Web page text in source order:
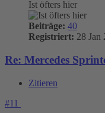
Ist öfters hier
Beiträge: 40
Registriert: 28 Jan
Re: Mercedes
Zitieren
#11